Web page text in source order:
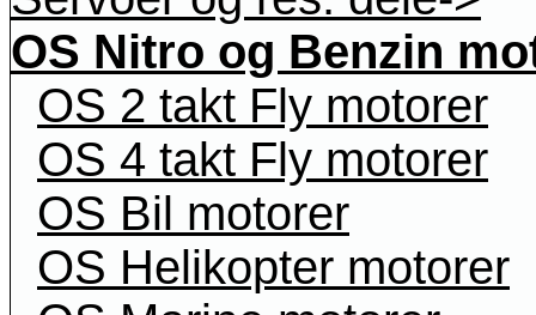
OS Nitro og Benzin
OS 2 takt Fly motorer
OS 4 takt Fly motorer
OS Bil motorer
OS Helikopter motorer